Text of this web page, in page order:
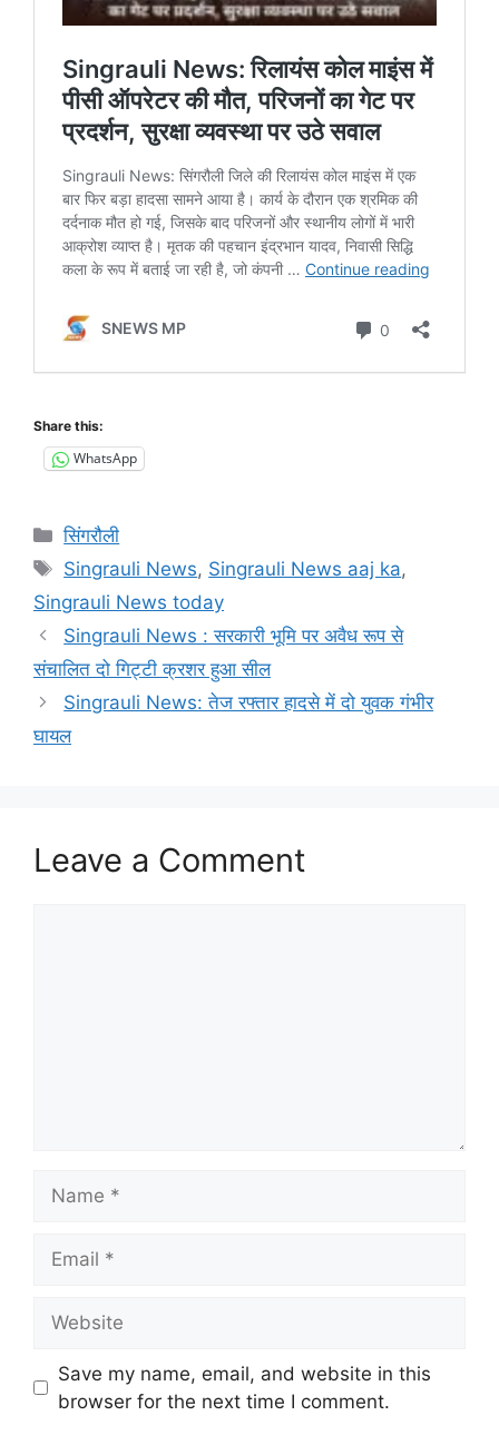
Share this:
WhatsApp
Categories
सिंगरौली
Tags
Singrauli News, Singrauli News aaj ka,
Singrauli News today
Singrauli News : सरकारी भूमि पर अवैध रूप से
संचालित दो गिट्टी क्रशर हुआ सील
Singrauli News: तेज रफ्तार हादसे में दो युवक गंभीर
घायल
Leave a Comment
Save my name, email, and website in this
browser for the next time I comment.